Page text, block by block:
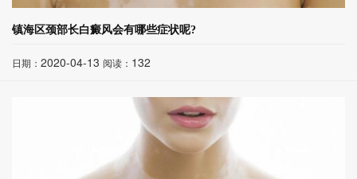
镇海区颈部长白癜风会有哪些症状呢?
日期： 2020-04-13 阅读： 132